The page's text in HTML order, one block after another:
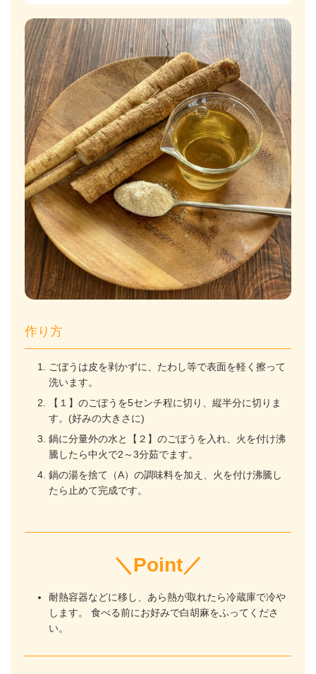
作り方
ごぼうは皮を剥かずに、たわし等で表面を軽く擦って
洗います。
【１】のごぼうを5センチ程に切り、縦半分に切りま
す。(好みの大きさに)
鍋に分量外の水と【２】のごぼうを入れ、火を付け沸
騰したら中火で2～3分茹でます。
鍋の湯を捨て（A）の調味料を加え、火を付け沸騰し
たら止めて完成です。
＼Point／
耐熱容器などに移し、あら熱が取れたら冷蔵庫で冷や
します。 食べる前にお好みで白胡麻をふってくださ
い。